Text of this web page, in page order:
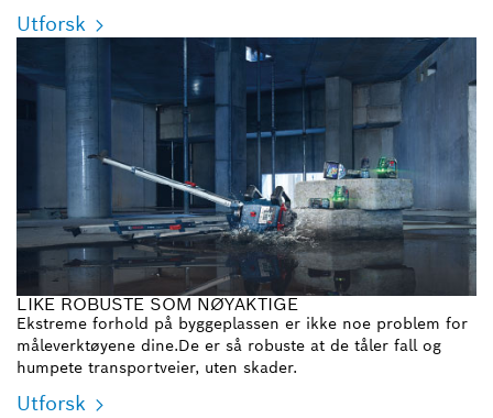
Utforsk
LIKE ROBUSTE SOM NØYAKTIGE
Ekstreme forhold på byggeplassen er ikke noe problem for
måleverktøyene dine.De er så robuste at de tåler fall og
humpete transportveier, uten skader.
Utforsk